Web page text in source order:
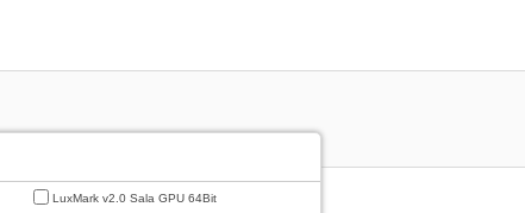
LuxMark v2.0 Sala GPU 64Bit